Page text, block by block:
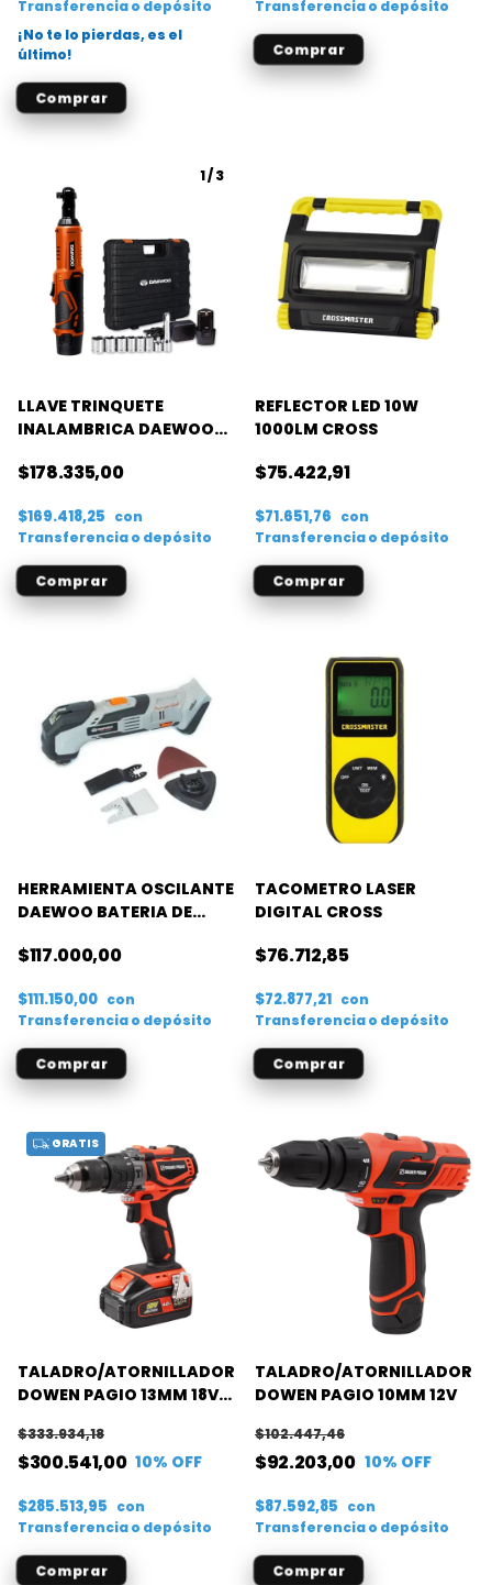
Transferencia o depósito
¡No te lo pierdas, es el
último!
Transferencia o depósito
1/3
LLAVE TRINQUETE
INALAMBRICA DAEWOO
$178.335,00
$169.418,25 con
Transferencia o depósito
REFLECTOR LED 10W
1000LM CROSS
$75.422,91
$71.651,76 con
Transferencia o depósito
HERRAMIENTA OSCILANTE
DAEWOO BATERIA DE
$117.000,00
$111.150,00 con
Transferencia o depósito
TACOMETRO LASER
DIGITAL CROSS
$76.712,85
$72.877,21 con
Transferencia o depósito
GRATIS
TALADRO/ATORNILLADOR
DOWEN PAGIO 13MM 18V
$300.541,00
$333.934,18
10% OFF
$285.513,95 con
Transferencia o depósito
TALADRO/ATORNILLADOR
DOWEN PAGIO 10MM 12V
$92.203,00
$102.447,46
10% OFF
$87.592,85 con
Transferencia o depósito